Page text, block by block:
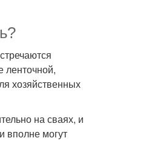
ленточной,
хозяйственных
на сваях, и
вполне могут